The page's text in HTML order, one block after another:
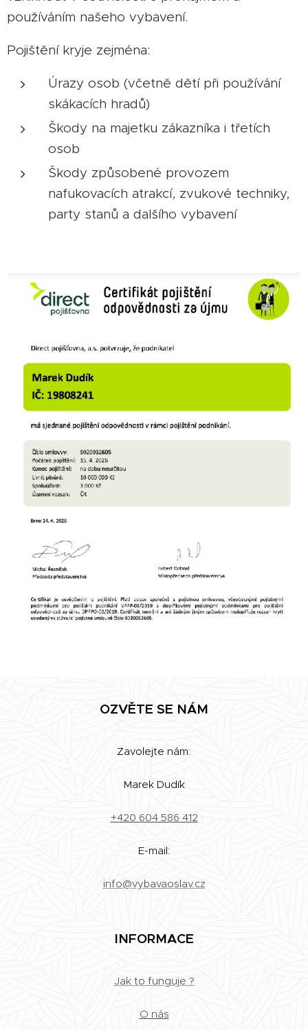
používáním našeho vybavení.
Pojištění kryje zejména:
Úrazy osob (včetně dětí při používání
skákacích hradů)
Škody na majetku zákazníka i třetích
osob
Škody způsobené provozem
nafukovacích atrakcí, zvukové techniky,
party stanů a dalšího vybavení
OZVĚTE SE NÁM
Zavolejte nám:
Marek Dudík
+420 604 586 412
E-mail:
info@vybavaoslav.cz
INFORMACE
Jak to funguje ?
O nás